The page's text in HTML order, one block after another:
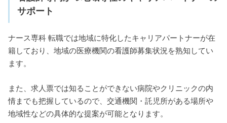
サポート
ナース専科 転職では地域に特化したキャリアパートナーが在
籍しており、地域の医療機関の看護師募集状況を熟知してい
ます。
また、求人票では知ることができない病院やクリニックの内
情までも把握しているので、交通機関・託児所がある場所や
地域性などの具体的な提案が可能となります。